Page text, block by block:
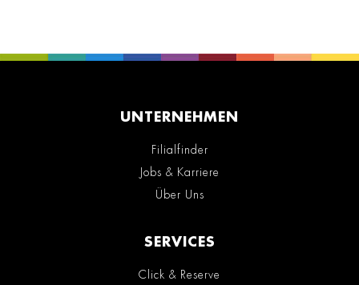
UNTERNEHMEN
Filialfinder
Jobs & Karriere
Über Uns
SERVICES
Click & Reserve